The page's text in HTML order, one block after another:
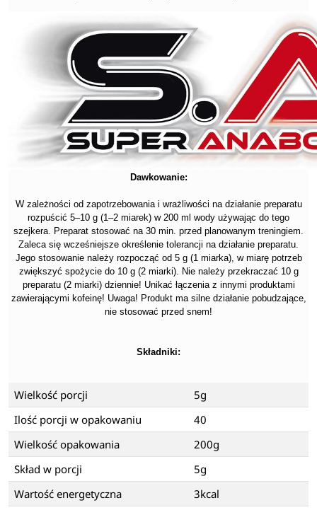
Dawkowanie:
W zależności od zapotrzebowania i wrażliwości na działanie preparatu
rozpuścić 5–10 g (1–2 miarek) w 200 ml wody używając do tego
szejkera. Preparat stosować na 30 min. przed planowanym treningiem.
Zaleca się wcześniejsze określenie tolerancji na działanie preparatu.
Jego stosowanie należy rozpocząć od 5 g (1 miarka), w miarę potrzeb
zwiększyć spożycie do 10 g (2 miarki). Nie należy przekraczać 10 g
preparatu (2 miarki) dziennie! Unikać łączenia z innymi produktami
zawierającymi kofeinę! Uwaga! Produkt ma silne działanie pobudzające,
nie stosować przed snem!
Składniki:
Wielkość porcji
5g
Ilość porcji w opakowaniu
40
Wielkość opakowania
200g
Skład w porcji
5g
Wartość energetyczna
3kcal